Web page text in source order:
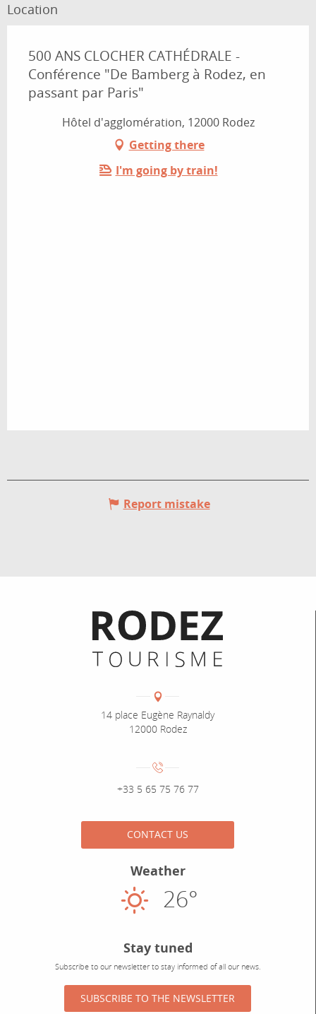
Location
500 ANS CLOCHER CATHÉDRALE -
Conférence "De Bamberg à Rodez, en
passant par Paris"
Hôtel d'agglomération, 12000 Rodez
Getting there
I'm going by train!
Report mistake
Informations pratiques
Coordonnées
Adresse :
14 place Eugène Raynaldy
12000 Rodez
Numéro de téléphone :
+33 5 65 75 76 77
CONTACT US
Weather
Sunny
26°
Stay tuned
Subscribe to our newsletter to stay informed of all our news.
SUBSCRIBE TO THE NEWSLETTER